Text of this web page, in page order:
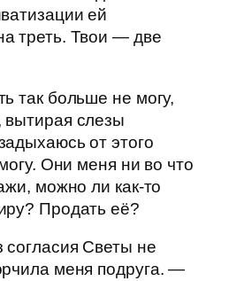
ей
треть. Твои — две
так больше не могу,
слезы
от этого
Они меня ни во что
можно ли как-то
Продать её?
Светы не
меня подруга. —